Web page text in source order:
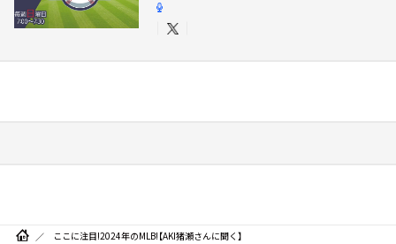
ここに注目!2024年のMLB!【AKI猪瀬さんに聞く】